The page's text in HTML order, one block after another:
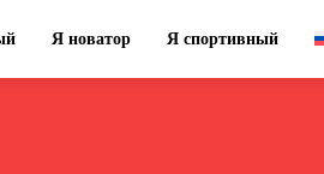
Я новатор Я спортивный